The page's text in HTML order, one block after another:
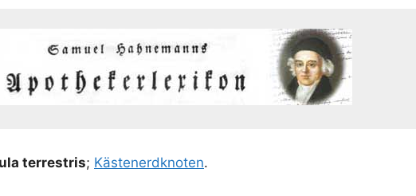
ter­restris; Käs­ten­erd­kno­ten.